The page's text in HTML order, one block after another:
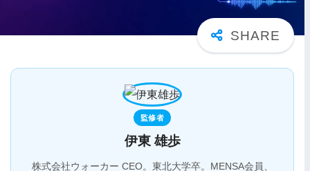
監修者
伊東 雄歩
株式会社ウォーカー CEO。東北大学卒。MENSA会員、